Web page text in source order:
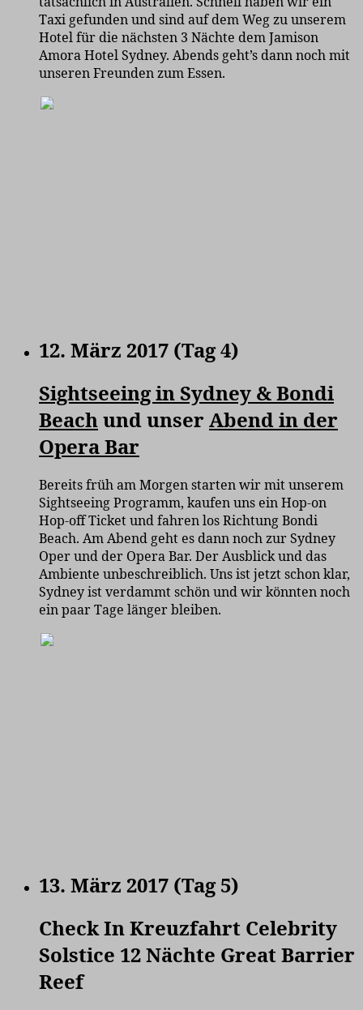
Taxi gefunden und sind auf dem Weg zu unserem
Hotel für die nächsten 3 Nächte dem Jamison
Amora Hotel Sydney. Abends geht’s dann noch mit
unseren Freunden zum Essen.
12. März 2017 (Tag 4)
Sightseeing in Sydney & Bondi
Beach und unser Abend in der
Opera Bar
Bereits früh am Morgen starten wir mit unserem
Sightseeing Programm, kaufen uns ein Hop-on
Hop-off Ticket und fahren los Richtung Bondi
Beach. Am Abend geht es dann noch zur Sydney
Oper und der Opera Bar. Der Ausblick und das
Ambiente unbeschreiblich. Uns ist jetzt schon klar,
Sydney ist verdammt schön und wir könnten noch
ein paar Tage länger bleiben.
13. März 2017 (Tag 5)
Check In Kreuzfahrt Celebrity
Solstice 12 Nächte Great Barrier
Reef